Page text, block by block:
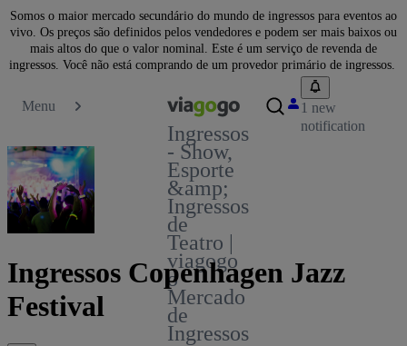
Somos o maior mercado secundário do mundo de ingressos para eventos ao
vivo. Os preços são definidos pelos vendedores e podem ser mais baixos ou
mais altos do que o valor nominal. Este é um serviço de revenda de
ingressos. Você não está comprando de um provedor primário de ingressos.
Menu
Ingressos
- Show,
Esporte
&amp;
Ingressos
de
Teatro |
viagogo
o
Mercado
de
Ingressos
1 new
notification
Ingressos Copenhagen Jazz
Festival